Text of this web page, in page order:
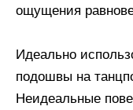
ощущения
Идеально
подошвы на
Неидеальные